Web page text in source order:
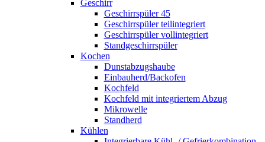
Geschirr
Geschirrspüler 45
Geschirrspüler teilintegriert
Geschirrspüler vollintegriert
Standgeschirrspüler
Kochen
Dunstabzugshaube
Einbauherd/Backofen
Kochfeld
Kochfeld mit integriertem Abzug
Mikrowelle
Standherd
Kühlen